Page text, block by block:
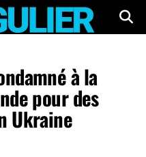
à la
pour des
Ukraine